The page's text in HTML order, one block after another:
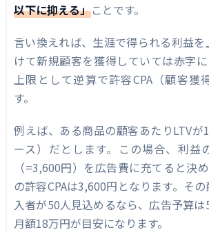
以下に抑える」ことです。
言い換えれば、生涯で得られる利益
けて新規顧客を獲得していては赤字
上限として逆算で許容CPA（顧客獲
す。
例えば、ある商品の顧客あたりLTVが
ース）だとします。この場合、利益
（=3,600円）を広告費に充てると決
の許容CPAは3,600円となります。そ
入者が50人見込めるなら、広告予算
月額18万円が目安になります。